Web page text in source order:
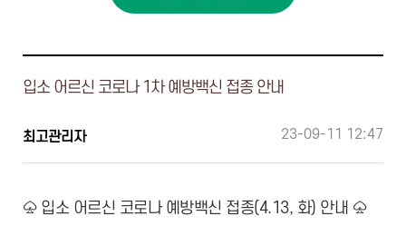
입소 어르신 코로나 1차 예방백신 접종 안내
최고관리자 23-09-11 12:47
♤ 입소 어르신 코로나 예방백신 접종(4.13, 화) 안내 ♤